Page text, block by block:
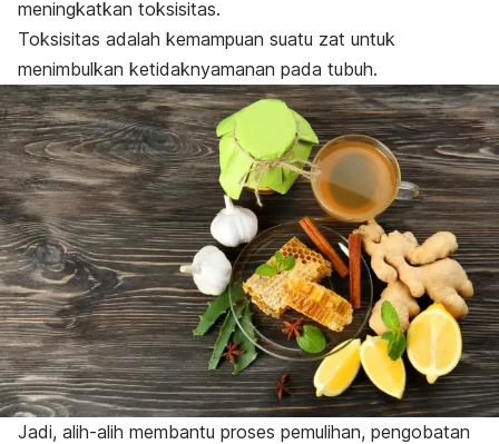
meningkatkan toksisitas.
Toksisitas adalah kemampuan suatu zat untuk
menimbulkan ketidaknyamanan pada tubuh.
Jadi, alih-alih membantu proses pemulihan, pengobatan